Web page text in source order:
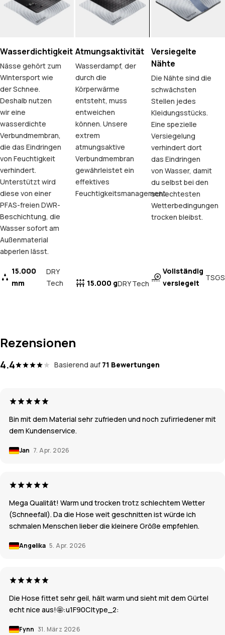
Wasserdichtigkeit
Nässe gehört zum
Wintersport wie
der Schnee.
Deshalb nutzen
wir eine
wasserdichte
Verbundmembran,
die das Eindringen
von Feuchtigkeit
verhindert.
Unterstützt wird
diese von einer
PFAS-freien DWR-
Beschichtung, die
Wasser sofort am
Außenmaterial
abperlen lässt.
15.000
mm
DRY
Tech
Atmungsaktivität
Wasserdampf, der
durch die
Körperwärme
entsteht, muss
entweichen
können. Unsere
extrem
atmungsaktive
Verbundmembran
gewährleistet ein
effektives
Feuchtigkeitsmanagement.
15.000 gDRY Tech
Versiegelte
Nähte
Die Nähte sind die
schwächsten
Stellen jedes
Kleidungsstücks.
Eine spezielle
Versiegelung
verhindert dort
das Eindringen
von Wasser, damit
du selbst bei den
schlechtesten
Wetterbedingungen
trocken bleibst.
Vollständig
versiegelt
TSGS
Rezensionen
4.4 Basierend auf 71 Bewertungen
Bin mit dem Material sehr zufrieden und noch zufirriedener mit
dem Kundenservice.
Jan 7. Apr. 2026
Mega Qualität! Warm und trocken trotz schlechtem Wetter
(Schneefall). Da die Hose weit geschnitten ist würde ich
schmalen Menschen lieber die kleinere Größe empfehlen.
Angelika 5. Apr. 2026
Die Hose fittet sehr geil, hält warm und sieht mit dem Gürtel
echt nice aus!🤩:u1F90C|type_2:
Fynn 31. März 2026